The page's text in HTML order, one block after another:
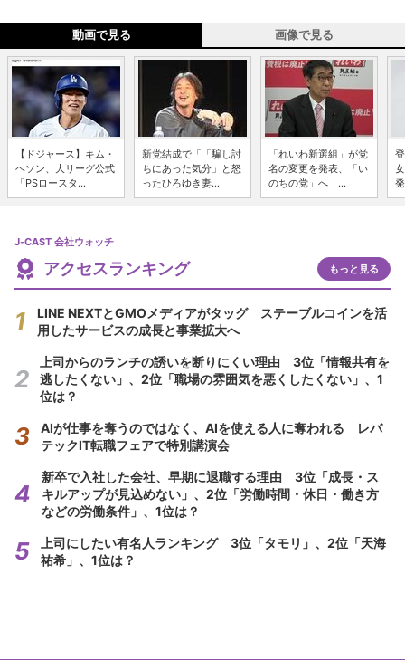
動画で見る 画像で見る
【ドジャース】キム・
ヘソン、大リーグ公式
「PSロースタ...
新党結成で「「騙し討
ちにあった気分」と怒
ったひろゆき妻...
「れいわ新選組」が党
名の変更を発表、「い
のちの党」へ ...
J-CAST 会社ウォッチ
アクセスランキング もっと見る
LINE NEXTとGMOメディアがタッグ ステーブルコインを活
用したサービスの成長と事業拡大へ
上司からのランチの誘いを断りにくい理由 3位「情報共有を
逃したくない」、2位「職場の雰囲気を悪くしたくない」、1
位は？
AIが仕事を奪うのではなく、AIを使える人に奪われる レバ
テックIT転職フェアで特別講演会
新卒で入社した会社、早期に退職する理由 3位「成長・ス
キルアップが見込めない」、2位「労働時間・休日・働き方
などの労働条件」、1位は？
上司にしたい有名人ランキング 3位「タモリ」、2位「天海
祐希」、1位は？